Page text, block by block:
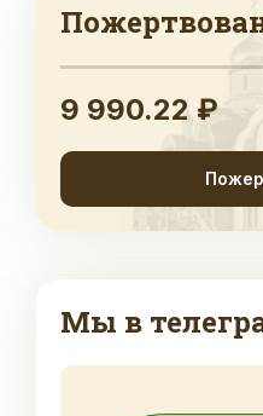
9 990.22 ₽
Мы в